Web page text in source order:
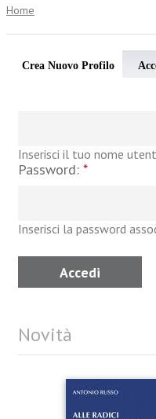
Home
Crea Nuovo Profilo
Inserisci il tuo nome
Password: *
Inserisci la password
Novità